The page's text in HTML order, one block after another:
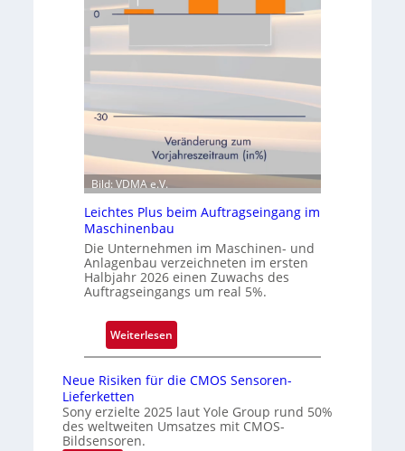
n
Q
u
a
r
t
a
l
m
c
s
f
f
n
t
i
e
d
e
r
l
a
s
u
Bild: VDMA e.V.
Leichtes Plus beim Auftragseingang im
Maschinenbau
Die Unternehmen im Maschinen- und
Anlagenbau verzeichneten im ersten
Halbjahr 2026 einen Zuwachs des
Auftragseingangs um real 5%.
Weiterlesen:
L
e
c
h
Neue Risiken für die CMOS Sensoren-
Lieferketten
Sony erzielte 2025 laut Yole Group rund 50%
des weltweiten Umsatzes mit CMOS-
Bildsensoren.